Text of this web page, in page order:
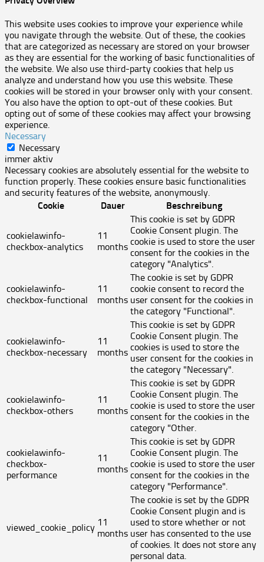
This website uses cookies to improve your experience while
you navigate through the website. Out of these, the cookies
that are categorized as necessary are stored on your browser
as they are essential for the working of basic functionalities of
the website. We also use third-party cookies that help us
analyze and understand how you use this website. These
cookies will be stored in your browser only with your consent.
You also have the option to opt-out of these cookies. But
opting out of some of these cookies may affect your browsing
experience.
Necessary
Necessary
immer aktiv
Necessary cookies are absolutely essential for the website to
function properly. These cookies ensure basic functionalities
and security features of the website, anonymously.
Cookie
Dauer Beschreibung
cookielawinfo-
checkbox-analytics
11
months
This cookie is set by GDPR
Cookie Consent plugin. The
cookie is used to store the user
consent for the cookies in the
category "Analytics".
cookielawinfo-
checkbox-functional
11
months
The cookie is set by GDPR
cookie consent to record the
user consent for the cookies in
the category "Functional".
cookielawinfo-
checkbox-necessary
11
months
This cookie is set by GDPR
Cookie Consent plugin. The
cookies is used to store the
user consent for the cookies in
the category "Necessary".
cookielawinfo-
checkbox-others
11
months
This cookie is set by GDPR
Cookie Consent plugin. The
cookie is used to store the user
consent for the cookies in the
category "Other.
cookielawinfo-
checkbox-
performance
11
months
This cookie is set by GDPR
Cookie Consent plugin. The
cookie is used to store the user
consent for the cookies in the
category "Performance".
viewed_cookie_policy 11
months
The cookie is set by the GDPR
Cookie Consent plugin and is
used to store whether or not
user has consented to the use
of cookies. It does not store any
personal data.